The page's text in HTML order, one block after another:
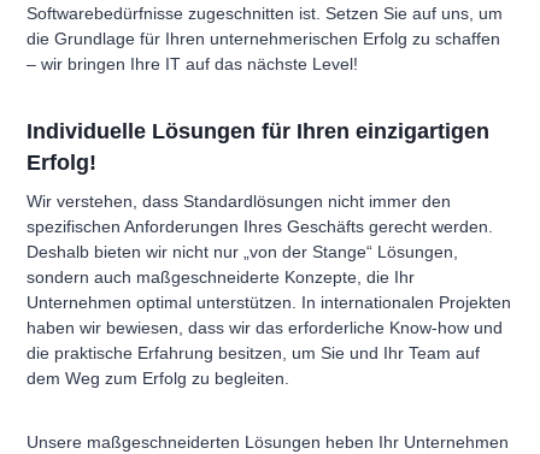
Softwarebedürfnisse zugeschnitten ist. Setzen Sie auf uns, um
die Grundlage für Ihren unternehmerischen Erfolg zu schaffen
– wir bringen Ihre IT auf das nächste Level!
Individuelle Lösungen für Ihren einzigartigen
Erfolg!
Wir verstehen, dass Standardlösungen nicht immer den
spezifischen Anforderungen Ihres Geschäfts gerecht werden.
Deshalb bieten wir nicht nur „von der Stange“ Lösungen,
sondern auch maßgeschneiderte Konzepte, die Ihr
Unternehmen optimal unterstützen. In internationalen Projekten
haben wir bewiesen, dass wir das erforderliche Know-how und
die praktische Erfahrung besitzen, um Sie und Ihr Team auf
dem Weg zum Erfolg zu begleiten.
Unsere maßgeschneiderten Lösungen heben Ihr Unternehmen